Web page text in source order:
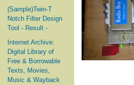
(Sample)Twin-T
Notch Filter Design
Tool - Result -
Internet Archive:
Digital Library of
Free & Borrowable
Texts, Movies,
Music & Wayback